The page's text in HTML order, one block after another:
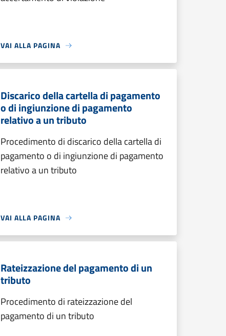
VAI ALLA PAGINA
Discarico della cartella di pagamento
o di ingiunzione di pagamento
relativo a un tributo
Procedimento di discarico della cartella di
pagamento o di ingiunzione di pagamento
relativo a un tributo
VAI ALLA PAGINA
Rateizzazione del pagamento di un
tributo
Procedimento di rateizzazione del
pagamento di un tributo